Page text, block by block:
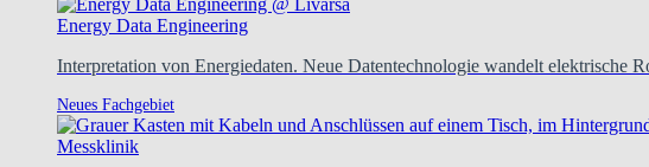
Energy Data Engineering
Interpretation von Energiedaten. Neue Datentechnologie wandelt elektrische
Neues Fachgebiet
Messklinik